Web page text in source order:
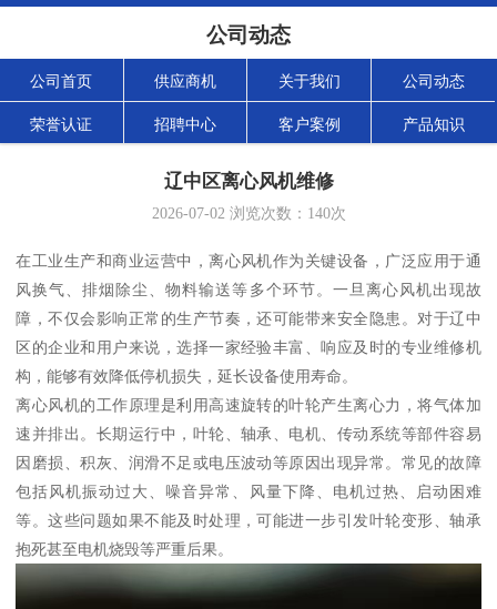
公司动态
公司首页 供应商机 关于我们 公司动态
荣誉认证 招聘中心 客户案例 产品知识
辽中区离心风机维修
2026-07-02浏览次数： 140次
在工业生产和商业运营中，离心风机作为关键设备，广泛应用于通
风换气、排烟除尘、物料输送等多个环节。一旦离心风机出现故
障，不仅会影响正常的生产节奏，还可能带来安全隐患。对于辽中
区的企业和用户来说，选择一家经验丰富、响应及时的专业维修机
构，能够有效降低停机损失，延长设备使用寿命。
离心风机的工作原理是利用高速旋转的叶轮产生离心力，将气体加
速并排出。长期运行中，叶轮、轴承、电机、传动系统等部件容易
因磨损、积灰、润滑不足或电压波动等原因出现异常。常见的故障
包括风机振动过大、噪音异常、风量下降、电机过热、启动困难
等。这些问题如果不能及时处理，可能进一步引发叶轮变形、轴承
抱死甚至电机烧毁等严重后果。